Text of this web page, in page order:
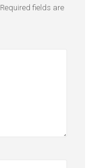
Required fields are